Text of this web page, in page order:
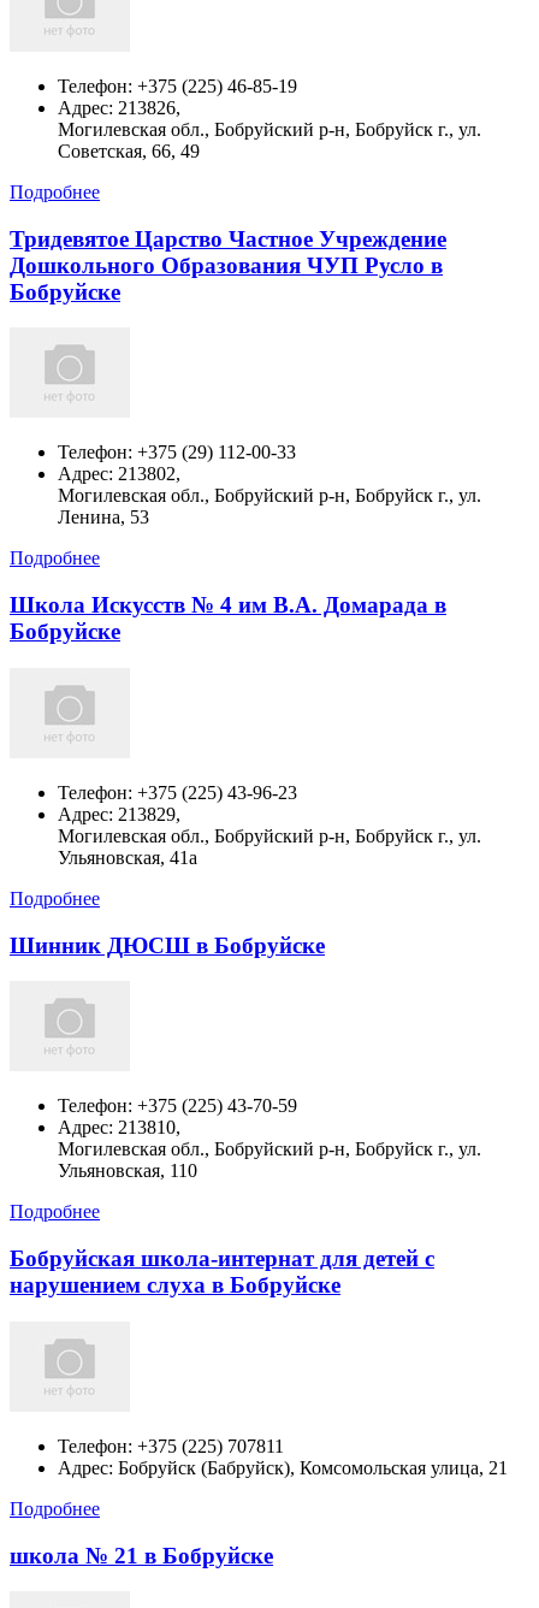
Телефон: +375 (225) 46-85-19
Адрес: 213826,
Могилевская обл., Бобруйский р-н, Бобруйск г., ул.
Советская, 66, 49
Подробнее
Тридевятое Царство Частное Учреждение
Дошкольного Образования ЧУП Русло в
Бобруйске
Телефон: +375 (29) 112-00-33
Адрес: 213802,
Могилевская обл., Бобруйский р-н, Бобруйск г., ул.
Ленина, 53
Подробнее
Школа Искусств № 4 им В.А. Домарада в
Бобруйске
Телефон: +375 (225) 43-96-23
Адрес: 213829,
Могилевская обл., Бобруйский р-н, Бобруйск г., ул.
Ульяновская, 41а
Подробнее
Шинник ДЮСШ в Бобруйске
Телефон: +375 (225) 43-70-59
Адрес: 213810,
Могилевская обл., Бобруйский р-н, Бобруйск г., ул.
Ульяновская, 110
Подробнее
Бобруйская школа-интернат для детей с
нарушением слуха в Бобруйске
Телефон: +375 (225) 707811
Адрес: Бобруйск (Бабруйск), Комсомольская улица, 21
Подробнее
школа № 21 в Бобруйске